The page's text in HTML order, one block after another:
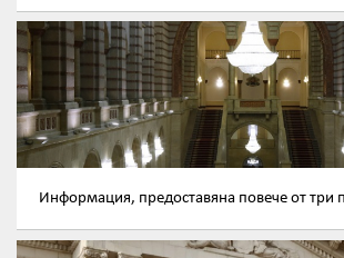
Информация, предоставяна повече от три